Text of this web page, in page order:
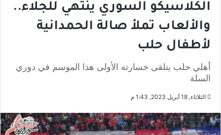
الكلاسيكو السوري ينتهي للجلاء..
والألعاب تملأ صالة الحمدانية
لأطفال حلب
أهلي حلب يتلقى خسارته الأولى هذا الموسم في دوري
السلة
الثلاثاء, 18 أبريل 2023, 1:43 م